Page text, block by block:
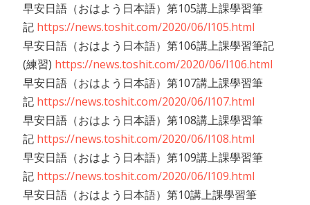
早安日語（おはよう日本語）第105講上課學習筆
記 https://news.toshit.com/2020/06/l105.html
早安日語（おはよう日本語）第106講上課學習筆記
(練習) https://news.toshit.com/2020/06/l106.html
早安日語（おはよう日本語）第107講上課學習筆
記 https://news.toshit.com/2020/06/l107.html
早安日語（おはよう日本語）第108講上課學習筆
記 https://news.toshit.com/2020/06/l108.html
早安日語（おはよう日本語）第109講上課學習筆
記 https://news.toshit.com/2020/06/l109.html
早安日語（おはよう日本語）第10講上課學習筆